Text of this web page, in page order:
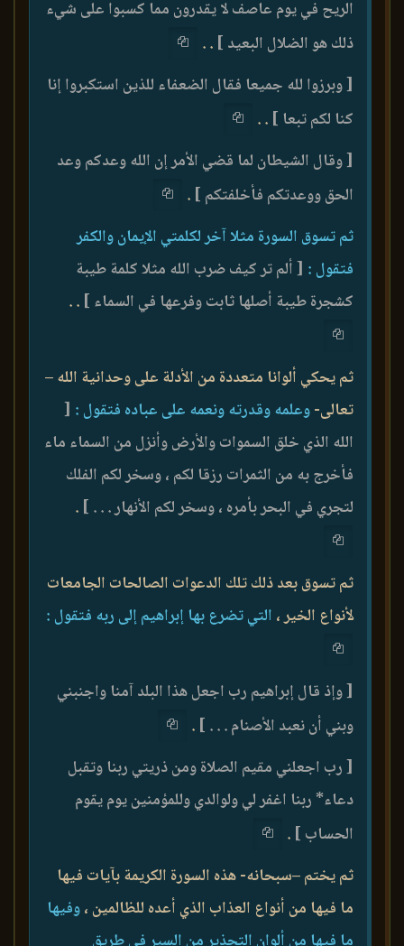
الريح في يوم عاصف لا يقدرون مما كسبوا على شيء
ذلك هو الضلال البعيد ] . .
[ وبرزوا لله جميعا فقال الضعفاء للذين استكبروا إنا
كنا لكم تبعا ] . .
[ وقال الشيطان لما قضي الأمر إن الله وعدكم وعد
الحق ووعدتكم فأخلفتكم ] .
ثم تسوق السورة مثلا آخر لكلمتي الإيمان والكفر
فتقول : [ ألم تر كيف ضرب الله مثلا كلمة طيبة
كشجرة طيبة أصلها ثابت وفرعها في السماء ] . .
ثم يحكي ألوانا متعددة من الأدلة على وحدانية الله –
تعالى-وعلمه وقدرته ونعمه على عباده فتقول : [
الله الذي خلق السموات والأرض وأنزل من السماء ماء
فأخرج به من الثمرات رزقا لكم ، وسخر لكم الفلك
لتجري في البحر بأمره ، وسخر لكم الأنهار . . . ] .
ثم تسوق بعد ذلك تلك الدعوات الصالحات الجامعات
لأنواع الخير ، التي تضرع بها إبراهيم إلى ربه فتقول :
[ وإذ قال إبراهيم رب اجعل هذا البلد آمنا واجنبني
وبني أن نعبد الأصنام . . . ] .
[ رب اجعلني مقيم الصلاة ومن ذريتي ربنا وتقبل
دعاء* ربنا اغفر لي ولوالدي وللمؤمنين يوم يقوم
الحساب ] .
ثم يختم –سبحانه- هذه السورة الكريمة بآيات فيها
ما فيها من أنواع العذاب الذي أعده للظالمين ،وفيها